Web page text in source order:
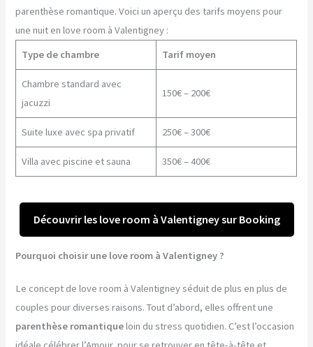
parenthèse romantique. Voici un aperçu des tarifs moyens pour
une nuit en love room à Valentigney :
Type de chambre
Tarif moyen
Chambre standard avec
jacuzzi
150€ – 200€
Suite luxe avec spa privatif 250€ – 300€
Villa avec piscine et sauna 350€ – 400€
Découvrir les love room à Valentigney sur Booking
Pourquoi choisir une love room à Valentigney ?
Le concept de love room à Valentigney séduit de plus en plus de
couples pour diverses raisons. Tout d’abord, elles offrent une
parenthèse romantiqueloin du stress quotidien. C’est l’occasion